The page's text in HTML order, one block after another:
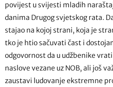
povijest u svijesti mladih
danima Drugog svjetskog rata.
stajao na kojoj strani, koja je
tko je htio sačuvati čast i
odgovornost da u udžbenike
naslove vezane uz NOB, ali još
zaustavi ludovanje ekstremne